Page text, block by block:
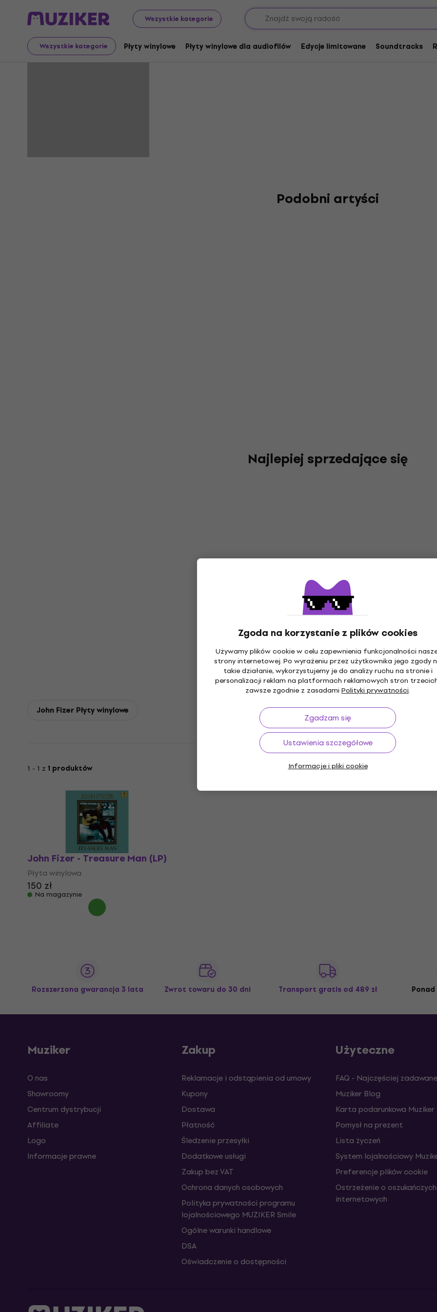
Wszystkie kategorie
Wszystkie kategorie Płyty winylowe Płyty winylowe dla audiofilów Edycje limitowane Soundtracks
Zgoda na korzystanie z plików cookies
Używamy plików cookie w celu zapewnienia funkcjonalności
strony internetowej. Po wyrażeniu przez użytkownika jego zgody
takie działanie, wykorzystujemy je do analizy ruchu na stronie i
personalizacji reklam na platformach reklamowych stron
zawsze zgodnie z zasadami Polityki prywatności.
Zgadzam się
Ustawienia szczegółowe
Informacje i pliki cookie
John Fizer
Podobni artyści
Najlepiej sprzedające się
John Fizer Płyty winylowe
1 - 1 z 1 produktów
John Fizer - Treasure Man (LP)
Płyta winylowa
150 zł
Na magazynie
Rozszerzona gwarancja 3 lata Zwrot towaru do 30 dni Transport gratis od 489 zł
Muziker
O nas
Showroomy
Centrum dystrybucji
Affiliate
Logo
Informacje prawne
Zakup
Reklamacje i odstąpienia od umowy
Kupony
Dostawa
Płatność
Śledzenie przesyłki
Dodatkowe usługi
Zakup bez VAT
Ochrona danych osobowych
Polityka prywatności programu
lojalnościowego MUZIKER Smile
Ogólne warunki handlowe
DSA
Oświadczenie o dostępności
Użyteczne
FAQ - Najczęściej
Muziker Blog
Karta podarunkowa Muziker
Pomysł na prezent
Lista życzeń
System lojalnościowy
Preferencje plików cookie
Ostrzeżenie o
internetowych